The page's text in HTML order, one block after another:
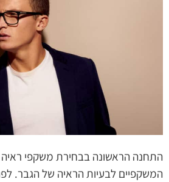
התחנה הראשונה בבחירת משקפי
המשקפיים לבעיות הראיה של הגבר.